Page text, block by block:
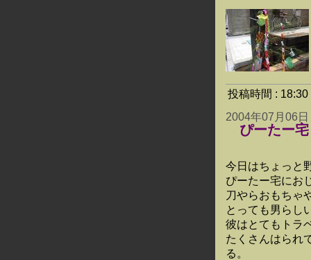
投稿時間 :
2004年07月06日
ぴーたー宅
今日はちょっと
ぴーたー宅にお
刀やらおもちゃ
とっても男らし
彼はとてもトラ
たくさんはられ
る。